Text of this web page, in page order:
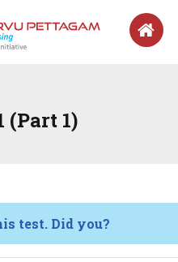
(Part 1)
test. Did you?